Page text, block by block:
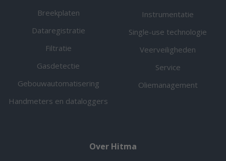
Breekplaten
Dataregistratie
Filtratie
Gasdetectie
Gebouwautomatisering
Handmeters en dataloggers
Instrumentatie
Single-use technologie
Veerveiligheden
Service
Oliemanagement
Over Hitma